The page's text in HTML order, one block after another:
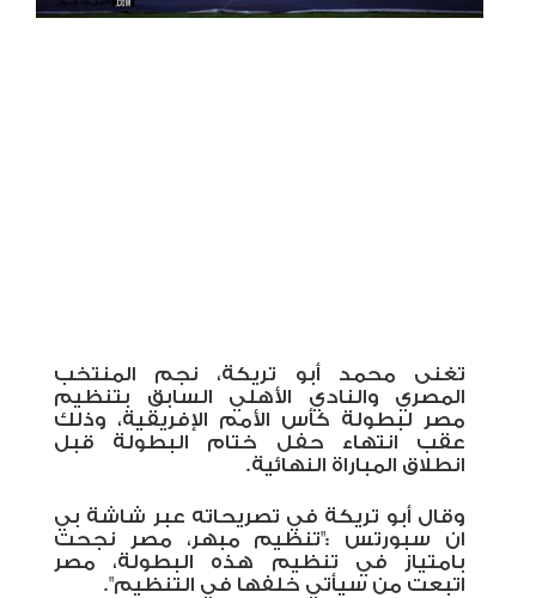
تغنى محمد أبو تريكة، نجم المنتخب
المصري والنادي الأهلي السابق بتنظيم
مصر لبطولة كأس الأمم الإفريقية، وذلك
عقب انتهاء حفل ختام البطولة قبل
انطلاق المباراة النهائية.
وقال أبو تريكة في تصريحاته عبر شاشة بي
ان سبورتس :"تنظيم مبهر، مصر نجحت
بامتياز في تنظيم هذه البطولة، مصر
اتبعت من سيأتي خلفها في التنظيم".